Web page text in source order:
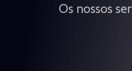
Os nossos